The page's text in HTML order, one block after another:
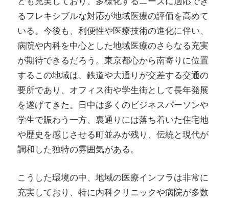
るフレキシブルな対応が地域医療の評価を高めて
いる。今後も、利便性や医療技術の進化に伴い、
病院や内科を中心とした地域医療のさらなる充実
が期待できるだろう。東京都心から南寄りに位置
するこの地域は、鉄道や大通りが交差する交通の
要所であり、オフィス街や学生街として長年発展
を遂げてきた。日中は多くのビジネスパーソンや
学生で賑わう一方、裏通りには落ち着いた住宅地
や歴史を感じさせる町並みが残り、伝統と現代が
調和した独特の雰囲気がある。
こうした環境の中、地域の医療インフラは非常に
充実しており、特に内科クリニックや病院が多数